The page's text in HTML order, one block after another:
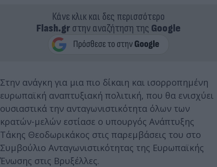
Κάνε κλικ και δες περισσότερο
Flash.grστην αναζήτηση της Google
Στην ανάγκη για μια πιο δίκαιη και ισορροπημένη
ευρωπαϊκή αναπτυξιακή πολιτική, που θα ενισχύει
ουσιαστικά την ανταγωνιστικότητα όλων των
κρατών-μελών εστίασε ο υπουργός Ανάπτυξης
Τάκης Θεοδωρικάκος στις παρεμβάσεις του στο
Συμβούλιο Ανταγωνιστικότητας της Ευρωπαϊκής
Ένωσης στις Βρυξέλλες.